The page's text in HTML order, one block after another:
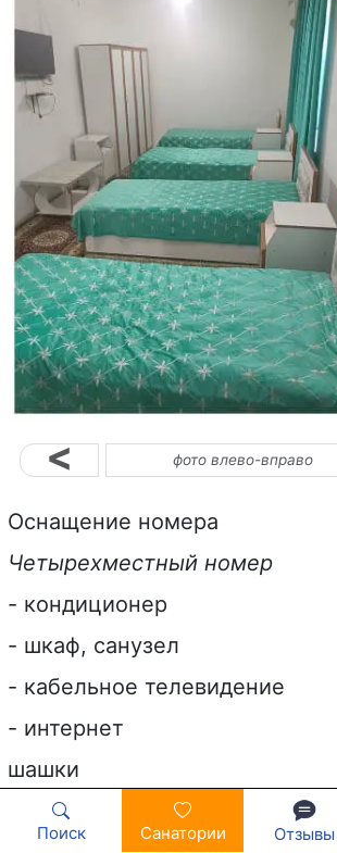
< фото влево-вправо
Оснащение номера
Четырехместный номер
- кондиционер
- шкаф, санузел
- кабельное телевидение
- интернет
шашки
шахматы.
Поиск Санатории Отзывы